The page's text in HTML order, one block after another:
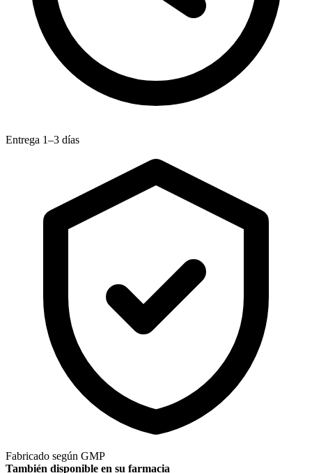
Entrega 1–3 días
Fabricado según GMP
También disponible en su farmacia